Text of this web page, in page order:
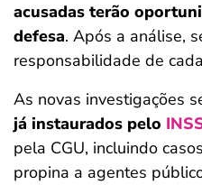
acusadas terão
defesa. Após a análise,
responsabilidade de
As novas investigações
já instaurados pelo
pela CGU, incluindo
propina a agentes